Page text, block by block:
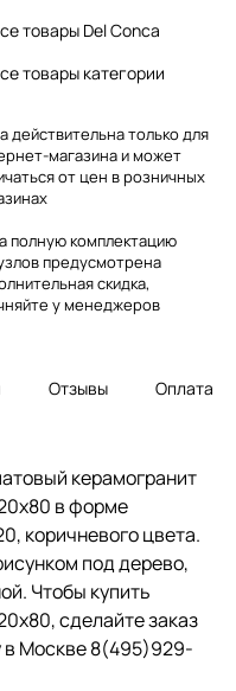
товары Del Conca
товары категории
действительна только для
магазина и может
от цен в розничных
полную комплектацию
предусмотрена
скидка,
у менеджеров
Отзывы Оплата
керамогранит
в форме
коричневого цвета.
под дерево,
Чтобы купить
сделайте заказ
в Москве 8(495)929-